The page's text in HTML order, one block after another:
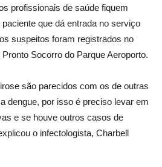
profissionais de saúde fiquem
que dá entrada no serviço
suspeitos foram registrados no
Socorro do Parque Aeroporto.
são parecidos com os de outras
dengue, por isso é preciso levar em
e se houve outros casos de
o infectologista, Charbell